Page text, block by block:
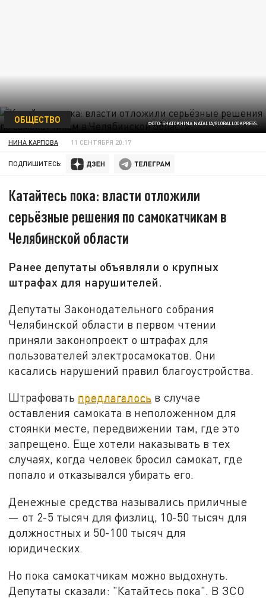
ФОТО: SHATOKHINA NATALIA/GLOBALLOOKPRESS.
ОБЩЕСТВО
НИНА КАРПОВА 11 СЕНТЯБРЯ 20:17
ПОДПИШИТЕСЬ:
Катайтесь пока: власти отложили
серьёзные решения по самокатчикам в
Челябинской области
Ранее депутаты объявляли о крупных
штрафах для нарушителей.
Депутаты Законодательного собрания
Челябинской области в первом чтении
приняли законопроект о штрафах для
пользователей электросамокатов. Они
касались нарушений правил благоустройства.
Штрафовать предлагалось в случае
оставления самоката в неположенном для
стоянки месте, передвижении там, где это
запрещено. Еще хотели наказывать в тех
случаях, когда человек бросил самокат, где
попало и отказывался убирать его.
Денежные средства назывались приличные
— от 2-5 тысяч для физлиц, 10-50 тысяч для
должностных и 50-100 тысяч для
юридических.
Но пока самокатчикам можно выдохнуть.
Депутаты сказали: "Катайтесь пока". В ЗСО